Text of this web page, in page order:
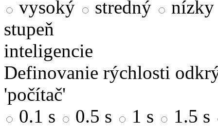
vysoký
stredný
nízky
stupeň
inteligencie
Definovanie rýchlosti
'počítač'
0.1 s
0.5 s 1 s
1.5 s